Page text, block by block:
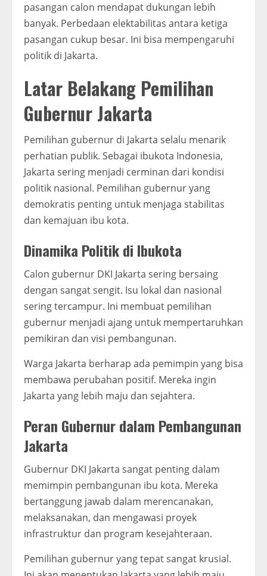
pasangan calon mendapat dukungan lebih
banyak. Perbedaan elektabilitas antara ketiga
pasangan cukup besar. Ini bisa mempengaruhi
politik di Jakarta.
Latar Belakang Pemilihan
Gubernur Jakarta
Pemilihan gubernur di Jakarta selalu menarik
perhatian publik. Sebagai ibukota Indonesia,
Jakarta sering menjadi cerminan dari kondisi
politik nasional. Pemilihan gubernur yang
demokratis penting untuk menjaga stabilitas
dan kemajuan ibu kota.
Dinamika Politik di Ibukota
Calon gubernur DKI Jakarta sering bersaing
dengan sangat sengit. Isu lokal dan nasional
sering tercampur. Ini membuat pemilihan
gubernur menjadi ajang untuk mempertaruhkan
pemikiran dan visi pembangunan.
Warga Jakarta berharap ada pemimpin yang bisa
membawa perubahan positif. Mereka ingin
Jakarta yang lebih maju dan sejahtera.
Peran Gubernur dalam Pembangunan
Jakarta
Gubernur DKI Jakarta sangat penting dalam
memimpin pembangunan ibu kota. Mereka
bertanggung jawab dalam merencanakan,
melaksanakan, dan mengawasi proyek
infrastruktur dan program kesejahteraan.
Pemilihan gubernur yang tepat sangat krusial.